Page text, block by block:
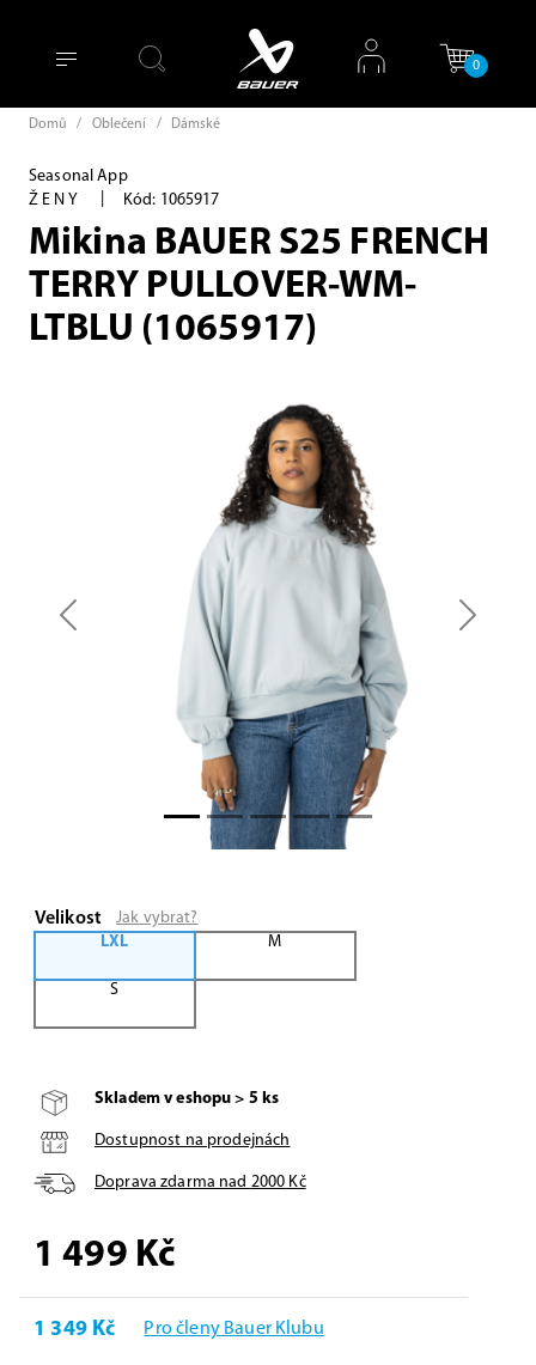
0
Domů / Oblečení / Dámské
Seasonal App
ŽENY
Kód: 1065917
Mikina BAUER S25 FRENCH
TERRY PULLOVER-WM-
LTBLU (1065917)
Previous Next
Velikost
Jak vybrat?
LXL
M
S
Skladem v eshopu > 5 ks
Dostupnost na prodejnách
Doprava zdarma nad 2000 Kč
1 499 Kč
1 349 Kč Pro členy Bauer Klubu